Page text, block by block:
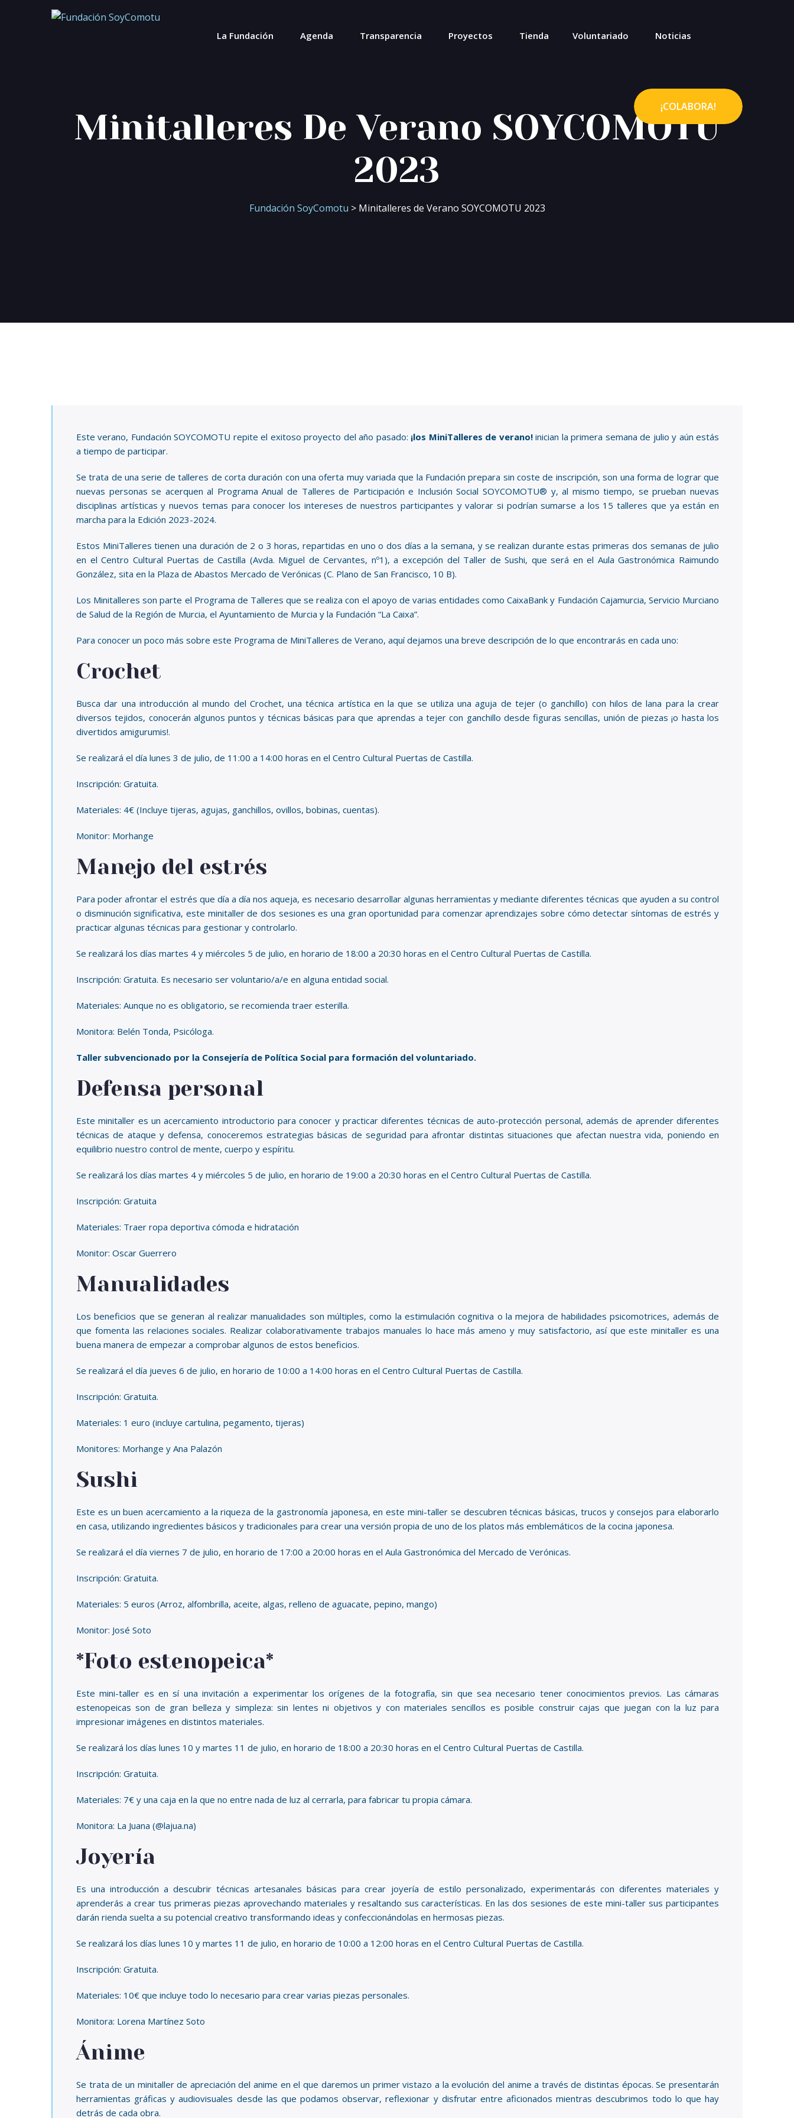
La Fundación Agenda Transparencia Proyectos Tienda Voluntariado Noticias
¡COLABORA!
Minitalleres De Verano SOYCOMOTU
2023
Fundación SoyComotu > Minitalleres de Verano SOYCOMOTU 2023
Este verano, Fundación SOYCOMOTU repite el exitoso proyecto del año pasado: ¡los MiniTalleres de verano!inician la primera semana de julio y aún estás
a tiempo de participar.
Se trata de una serie de talleres de corta duración con una oferta muy variada que la Fundación prepara sin coste de inscripción, son una forma de lograr que
nuevas personas se acerquen al Programa Anual de Talleres de Participación e Inclusión Social SOYCOMOTU® y, al mismo tiempo, se prueban nuevas
disciplinas artísticas y nuevos temas para conocer los intereses de nuestros participantes y valorar si podrían sumarse a los 15 talleres que ya están en
marcha para la Edición 2023-2024.
Estos MiniTalleres tienen una duración de 2 o 3 horas, repartidas en uno o dos días a la semana, y se realizan durante estas primeras dos semanas de julio
en el Centro Cultural Puertas de Castilla (Avda. Miguel de Cervantes, nº1), a excepción del Taller de Sushi, que será en el Aula Gastronómica Raimundo
González, sita en la Plaza de Abastos Mercado de Verónicas (C. Plano de San Francisco, 10 B).
Los Minitalleres son parte el Programa de Talleres que se realiza con el apoyo de varias entidades como CaixaBank y Fundación Cajamurcia, Servicio Murciano
de Salud de la Región de Murcia, el Ayuntamiento de Murcia y la Fundación “La Caixa”.
Para conocer un poco más sobre este Programa de MiniTalleres de Verano, aquí dejamos una breve descripción de lo que encontrarás en cada uno:
Crochet
Busca dar una introducción al mundo del Crochet, una técnica artística en la que se utiliza una aguja de tejer (o ganchillo) con hilos de lana para la crear
diversos tejidos, conocerán algunos puntos y técnicas básicas para que aprendas a tejer con ganchillo desde figuras sencillas, unión de piezas ¡o hasta los
divertidos amigurumis!.
Se realizará el día lunes 3 de julio, de 11:00 a 14:00 horas en el Centro Cultural Puertas de Castilla.
Inscripción: Gratuita.
Materiales: 4€ (Incluye tijeras, agujas, ganchillos, ovillos, bobinas, cuentas).
Monitor: Morhange
Manejo del estrés
Para poder afrontar el estrés que día a día nos aqueja, es necesario desarrollar algunas herramientas y mediante diferentes técnicas que ayuden a su control
o disminución significativa, este minitaller de dos sesiones es una gran oportunidad para comenzar aprendizajes sobre cómo detectar síntomas de estrés y
practicar algunas técnicas para gestionar y controlarlo.
Se realizará los días martes 4 y miércoles 5 de julio, en horario de 18:00 a 20:30 horas en el Centro Cultural Puertas de Castilla.
Inscripción: Gratuita. Es necesario ser voluntario/a/e en alguna entidad social.
Materiales: Aunque no es obligatorio, se recomienda traer esterilla.
Monitora: Belén Tonda, Psicóloga.
Taller subvencionado por la Consejería de Política Social para formación del voluntariado.
Defensa personal
Este minitaller es un acercamiento introductorio para conocer y practicar diferentes técnicas de auto-protección personal, además de aprender diferentes
técnicas de ataque y defensa, conoceremos estrategias básicas de seguridad para afrontar distintas situaciones que afectan nuestra vida, poniendo en
equilibrio nuestro control de mente, cuerpo y espíritu.
Se realizará los días martes 4 y miércoles 5 de julio, en horario de 19:00 a 20:30 horas en el Centro Cultural Puertas de Castilla.
Inscripción: Gratuita
Materiales: Traer ropa deportiva cómoda e hidratación
Monitor: Oscar Guerrero
Manualidades
Los beneficios que se generan al realizar manualidades son múltiples, como la estimulación cognitiva o la mejora de habilidades psicomotrices, además de
que fomenta las relaciones sociales. Realizar colaborativamente trabajos manuales lo hace más ameno y muy satisfactorio, así que este minitaller es una
buena manera de empezar a comprobar algunos de estos beneficios.
Se realizará el día jueves 6 de julio, en horario de 10:00 a 14:00 horas en el Centro Cultural Puertas de Castilla.
Inscripción: Gratuita.
Materiales: 1 euro (incluye cartulina, pegamento, tijeras)
Monitores: Morhange y Ana Palazón
Sushi
Este es un buen acercamiento a la riqueza de la gastronomía japonesa, en este mini-taller se descubren técnicas básicas, trucos y consejos para elaborarlo
en casa, utilizando ingredientes básicos y tradicionales para crear una versión propia de uno de los platos más emblemáticos de la cocina japonesa.
Se realizará el día viernes 7 de julio, en horario de 17:00 a 20:00 horas en el Aula Gastronómica del Mercado de Verónicas.
Inscripción: Gratuita.
Materiales: 5 euros (Arroz, alfombrilla, aceite, algas, relleno de aguacate, pepino, mango)
Monitor: José Soto
*Foto estenopeica*
Este mini-taller es en sí una invitación a experimentar los orígenes de la fotografía, sin que sea necesario tener conocimientos previos. Las cámaras
estenopeicas son de gran belleza y simpleza: sin lentes ni objetivos y con materiales sencillos es posible construir cajas que juegan con la luz para
impresionar imágenes en distintos materiales.
Se realizará los días lunes 10 y martes 11 de julio, en horario de 18:00 a 20:30 horas en el Centro Cultural Puertas de Castilla.
Inscripción: Gratuita.
Materiales: 7€ y una caja en la que no entre nada de luz al cerrarla, para fabricar tu propia cámara.
Monitora: La Juana (@lajua.na)
Joyería
Es una introducción a descubrir técnicas artesanales básicas para crear joyería de estilo personalizado, experimentarás con diferentes materiales y
aprenderás a crear tus primeras piezas aprovechando materiales y resaltando sus características. En las dos sesiones de este mini-taller sus participantes
darán rienda suelta a su potencial creativo transformando ideas y confeccionándolas en hermosas piezas.
Se realizará los días lunes 10 y martes 11 de julio, en horario de 10:00 a 12:00 horas en el Centro Cultural Puertas de Castilla.
Inscripción: Gratuita.
Materiales: 10€ que incluye todo lo necesario para crear varias piezas personales.
Monitora: Lorena Martínez Soto
Ánime
Se trata de un minitaller de apreciación del anime en el que daremos un primer vistazo a la evolución del anime a través de distintas épocas. Se presentarán
herramientas gráficas y audiovisuales desde las que podamos observar, reflexionar y disfrutar entre aficionados mientras descubrimos todo lo que hay
detrás de cada obra.